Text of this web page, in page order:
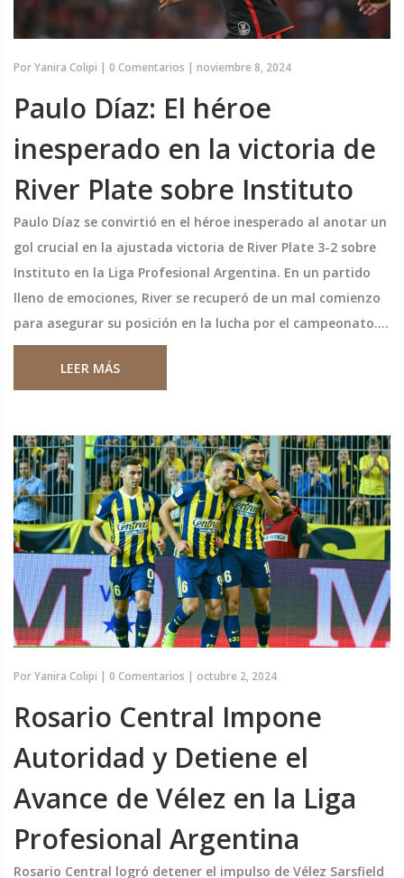
PorYanira Colipi | 0 Comentarios | noviembre 8, 2024
Paulo Díaz: El héroe
inesperado en la victoria de
River Plate sobre Instituto
Paulo Díaz se convirtió en el héroe inesperado al anotar un
gol crucial en la ajustada victoria de River Plate 3-2 sobre
Instituto en la Liga Profesional Argentina. En un partido
lleno de emociones, River se recuperó de un mal comienzo
para asegurar su posición en la lucha por el campeonato.
La notable actuación de Díaz reivindicó su criticado
desempeño reciente.
LEER MÁS
PorYanira Colipi | 0 Comentarios | octubre 2, 2024
Rosario Central Impone
Autoridad y Detiene el
Avance de Vélez en la Liga
Profesional Argentina
Rosario Central logró detener el impulso de Vélez Sarsfield